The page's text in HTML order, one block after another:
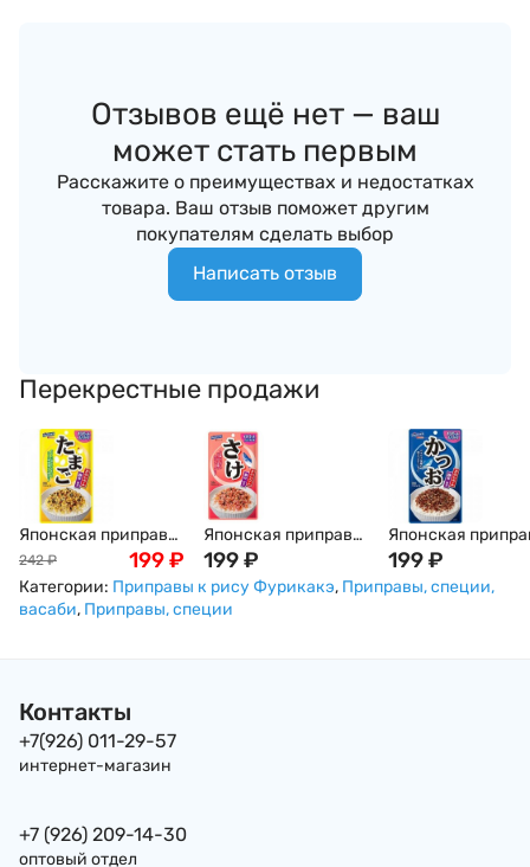
Отзывов ещё нет — ваш
может стать первым
Расскажите о преимуществах и недостатках
товара. Ваш отзыв поможет другим
покупателям сделать выбор
Написать отзыв
Перекрестные продажи
Японская приправа
для риса Hagoromo
с яйцом, кунжутом
и водорослями,
242 ₽ 199₽
Японская приправа
для риса Hagoromo
с лососем, Япония
199₽
Японская
для риса
с тунцом, Япония
199₽
Категории: Приправы к рису Фурикакэ, Приправы, специи,
васаби, Приправы, специи
Контакты
+7(926) 011-29-57
интернет-магазин
+7 (926) 209-14-30
оптовый отдел